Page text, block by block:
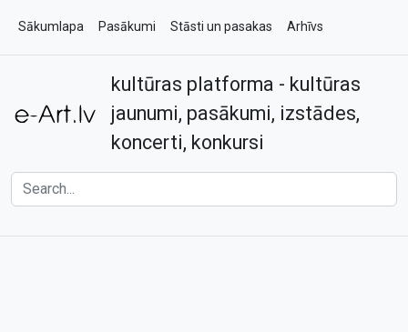
Sākumlapa Pasākumi Stāsti un pasakas Arhīvs
Kontakti
kultūras platforma - kultūras
jaunumi, pasākumi, izstādes,
koncerti, konkursi